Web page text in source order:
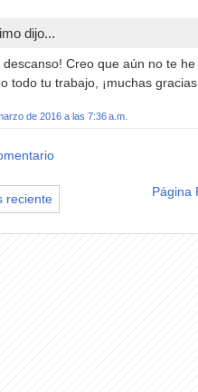
dijo...
descanso! Creo que aún no te
todo tu trabajo, ¡muchas
de 2016 a las 7:36 a.m.
reciente
Página